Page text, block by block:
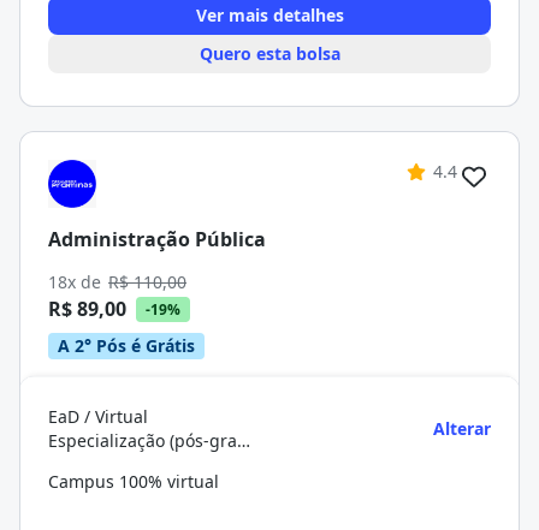
Ver mais detalhes
Quero esta bolsa
4.4
Administração Pública
18x de R$ 110,00
R$ 89,00 -19%
A 2° Pós é Grátis
EaD / Virtual
Especialização (pós-graduação)
Alterar
Campus 100% virtual